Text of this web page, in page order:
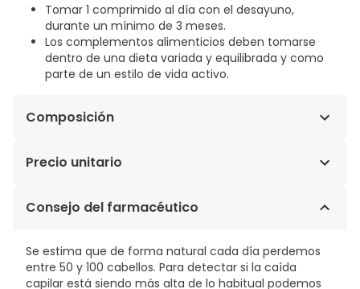
Tomar 1 comprimido al día con el desayuno,
durante un mínimo de 3 meses.
Los complementos alimenticios deben tomarse
dentro de una dieta variada y equilibrada y como
parte de un estilo de vida activo.
Composición
Colágeno hidrolizado, L-Cistina, Maltodextrina, L-
Antiaglomerante (Estearato de magnesio), Ácido
recubrimiento (Hidroxipropilmetilcelulosa),
Estabilizante (Polidextrosa), Antiaglomerante (Dióxido
Precio unitario
0,81€ / Comprimidos
Consejo del farmacéutico
Se estima que de forma natural cada día perdemos
entre 50 y 100 cabellos. Para detectar si la caída
capilar está siendo más alta de lo habitual podemos